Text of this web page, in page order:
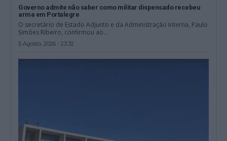
Governo admite não saber como militar dispensado recebeu
arma em Portalegre
O secretário de Estado Adjunto e da Administração Interna, Paulo
Simões Ribeiro, confirmou ao...
5 Agosto, 2026 - 23:32